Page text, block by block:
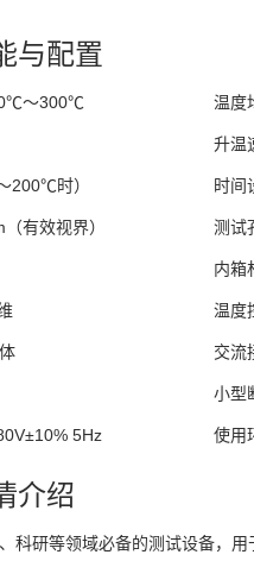
与配置
～300℃ 温度
升温
200℃时） 时间
有效视界） 测试
内箱
温度
交流
小型
5Hz 使用
介绍
科研等领域必备的测试设备，